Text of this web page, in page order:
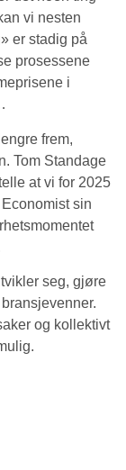
vi nesten
er stadig på
prosessene
i
frem,
Tom Standage
at vi for 2025
sin
seg, gjøre
og kollektivt